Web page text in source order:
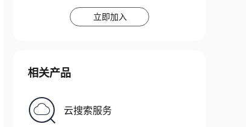
立即加入
相关产品
云搜索服务